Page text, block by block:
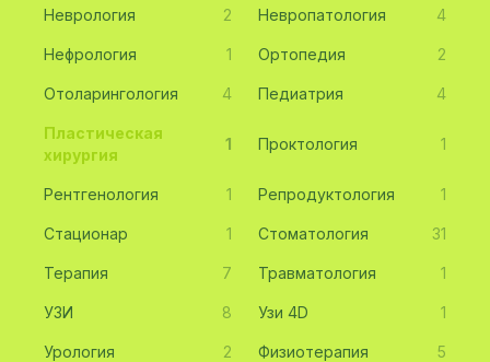
Неврология 2 Невропатология 4
Нефрология 1 Ортопедия 2
Отоларингология 4 Педиатрия 4
Пластическая
хирургия
1 Проктология 1
Рентгенология 1 Репродуктология 1
Стационар 1 Стоматология 31
Терапия 7 Травматология 1
УЗИ 8 Узи 4D 1
Урология 2 Физиотерапия 5